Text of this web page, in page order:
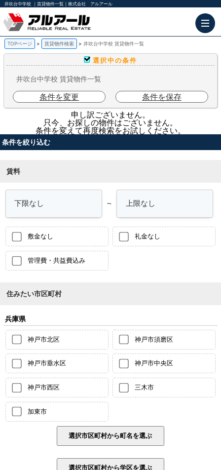
井吹台中学校 ｜賃貸物件一覧｜株式会社 アルアール
TOPページ 賃貸物件検索 井吹台中学校 賃貸物件一覧
選択中の条件
井吹台中学校 賃貸物件一覧
条件を変更
条件を保存
申し訳ございません。
只今、お探しの物件はございません。
条件を変えて再度検索をお試しください。
条件を絞り込む
賃料
～
敷金なし 礼金なし
管理費・共益費込み
住みたい市区町村
兵庫県
神戸市北区 神戸市須磨区
神戸市垂水区 神戸市中央区
神戸市西区 三木市
加東市